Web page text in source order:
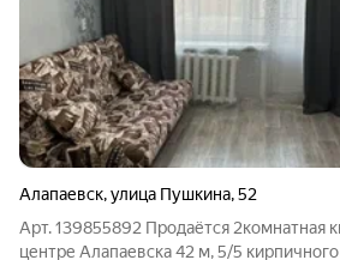
Алапаевск,улица Пушкина,52
Арт. 139855892 Продаётся 2комнатная
центре Алапаевска 42 м, 5/5 кирпичного дома на ул. Пушкина.